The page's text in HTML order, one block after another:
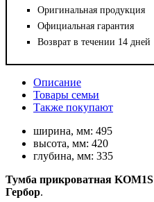
Оригинальная продукция
Официальная гарантия
Возврат в течении 14 дней
Описание
Товары семьи
Также покупают
ширина, мм: 495
высота, мм: 420
глубина, мм: 335
Тумба прикроватная KOM1S
Гербор.